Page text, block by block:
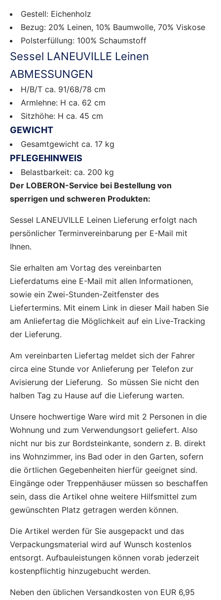
Gestell: Eichenholz
Bezug: 20% Leinen, 10% Baumwolle, 70% Viskose
Polsterfüllung: 100% Schaumstoff
Sessel LANEUVILLE Leinen
ABMESSUNGEN
H/B/T ca. 91/68/78 cm
Armlehne: H ca. 62 cm
Sitzhöhe: H ca. 45 cm
GEWICHT
Gesamtgewicht ca. 17 kg
PFLEGEHINWEIS
Belastbarkeit: ca. 200 kg
Der LOBERON-Service bei Bestellung von
sperrigen und schweren Produkten:
Sessel LANEUVILLE Leinen Lieferung erfolgt nach
persönlicher Terminvereinbarung per E-Mail mit
Ihnen.
Sie erhalten am Vortag des vereinbarten
Lieferdatums eine E-Mail mit allen Informationen,
sowie ein Zwei-Stunden-Zeitfenster des
Liefertermins. Mit einem Link in dieser Mail haben Sie
am Anliefertag die Möglichkeit auf ein Live-Tracking
der Lieferung.
Am vereinbarten Liefertag meldet sich der Fahrer
circa eine Stunde vor Anlieferung per Telefon zur
Avisierung der Lieferung. So müssen Sie nicht den
halben Tag zu Hause auf die Lieferung warten.
Unsere hochwertige Ware wird mit 2 Personen in die
Wohnung und zum Verwendungsort geliefert. Also
nicht nur bis zur Bordsteinkante, sondern z. B. direkt
ins Wohnzimmer, ins Bad oder in den Garten, sofern
die örtlichen Gegebenheiten hierfür geeignet sind.
Eingänge oder Treppenhäuser müssen so beschaffen
sein, dass die Artikel ohne weitere Hilfsmittel zum
gewünschten Platz getragen werden können.
Die Artikel werden für Sie ausgepackt und das
Verpackungsmaterial wird auf Wunsch kostenlos
entsorgt. Aufbauleistungen können vorab jederzeit
kostenpflichtig hinzugebucht werden.
Neben den üblichen Versandkosten von EUR 6,95